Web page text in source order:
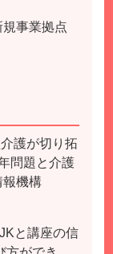
事業拠点
護が切り拓
問題と介護
報機構
と講座の信